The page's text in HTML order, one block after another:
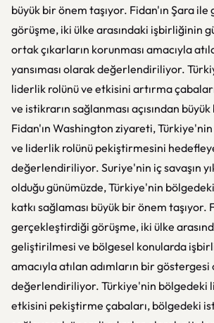
büyük bir önem taşıyor. Fidan'ın Şara
görüşme, iki ülke arasındaki işbirliğinin
ortak çıkarların korunması amacıyla
yansıması olarak değerlendiriliyor.
liderlik rolünü ve etkisini artırma
ve istikrarın sağlanması açısından
Fidan'ın Washington ziyareti,
ve liderlik rolünü pekiştirmesini
değerlendiriliyor. Suriye'nin iç savaşın
olduğu günümüzde, Türkiye'nin
katkı sağlaması büyük bir önem taşıyor.
gerçekleştirdiği görüşme, iki ülke
geliştirilmesi ve bölgesel konularda
amacıyla atılan adımların bir
değerlendiriliyor. Türkiye'nin bölgedeki
etkisini pekiştirme çabaları, bölgedeki